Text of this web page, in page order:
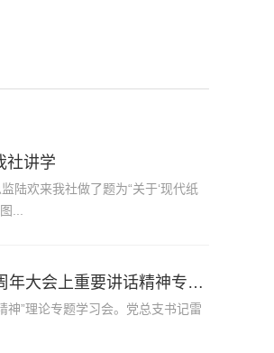
社讲学
陆欢来我社做了题为“关于‘现代纸
...
期刊与出版社：我社召开传达学习贯彻习近平总书记在庆祝改革开放40周年大会上重要讲话精神专题学习会
”理论专题学习会。党总支书记雷